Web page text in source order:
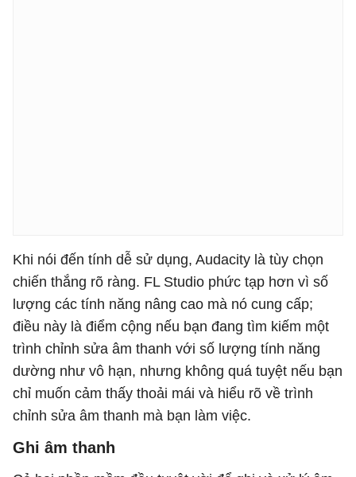
Khi nói đến tính dễ sử dụng, Audacity là tùy chọn
chiến thắng rõ ràng. FL Studio phức tạp hơn vì số
lượng các tính năng nâng cao mà nó cung cấp;
điều này là điểm cộng nếu bạn đang tìm kiếm một
trình chỉnh sửa âm thanh với số lượng tính năng
dường như vô hạn, nhưng không quá tuyệt nếu bạn
chỉ muốn cảm thấy thoải mái và hiểu rõ về trình
chỉnh sửa âm thanh mà bạn làm việc.
Ghi âm thanh